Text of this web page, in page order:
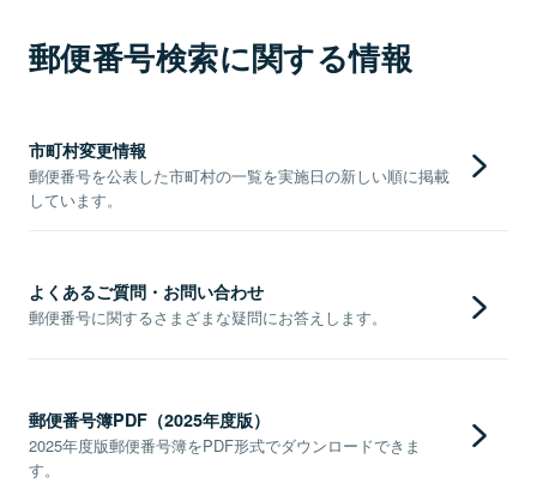
郵便番号検索に関する情報
市町村変更情報
郵便番号を公表した市町村の一覧を実施日の新しい順に掲載
しています。
よくあるご質問・お問い合わせ
郵便番号に関するさまざまな疑問にお答えします。
郵便番号簿PDF（2025年度版）
2025年度版郵便番号簿をPDF形式でダウンロードできま
す。